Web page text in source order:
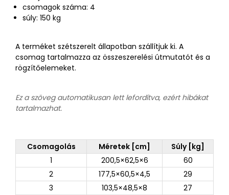
csomagok száma: 4
súly: 150 kg
A terméket szétszerelt állapotban szállítjuk ki. A
csomag tartalmazza az összeszerelési útmutatót és a
rögzítőelemeket.
Ez a szöveg automatikusan lett lefordítva, ezért hibákat
tartalmazhat.
Csomagolás Méretek [cm]
Súly [kg]
1
200,5×62,5×6
60
2
177,5×60,5×4,5
29
3
103,5×48,5×8
27